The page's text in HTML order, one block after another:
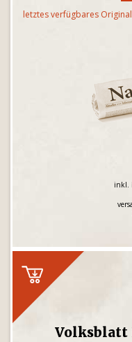
letztes verfügbares
inkl.
Volksblatt